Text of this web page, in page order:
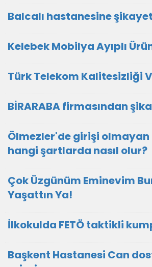
Balcalı hastanesine
Kelebek Mobilya Ayıplı
Türk Telekom Kalitesizliği
BİRARABA firmasından
Ölmezler'de girişi olmayan
hangi şartlarda nasıl olur?
Çok Üzgünüm Eminevim
Yaşattın Ya!
İlkokulda FETÖ taktikli
Başkent Hastanesi Can